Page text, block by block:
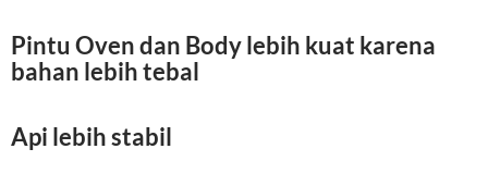
Pintu Oven dan Body lebih kuat karena
bahan lebih tebal
Api lebih stabil